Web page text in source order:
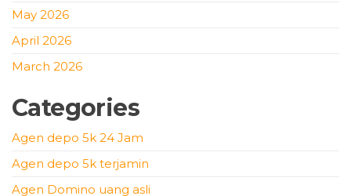
May 2026
April 2026
March 2026
Categories
Agen depo 5k 24 Jam
Agen depo 5k terjamin
Agen Domino uang asli